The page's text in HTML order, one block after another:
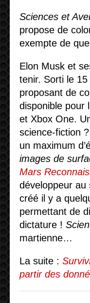
Sciences et
propose de
exempte de
Elon Musk et
tenir. Sorti le 15
proposant de
disponible pour
et Xbox One.
science-fiction
un maximum
images de
Mars
développeur au
créé il y a
permettant de
dictature !
martienne…
La suite :
partir des